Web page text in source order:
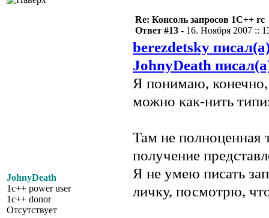
JohnyDeath
1c++ power user
1c++ donor
Отсутствует
Re: Консоль запросов 1С++ rc
Ответ #13 - 16. Ноября 2007 ::
berezdetsky
JohnyDeath
Я понимаю,
можно как-нить
Там не полноценная
получение
Я не умею писать
личку, посмотрю,